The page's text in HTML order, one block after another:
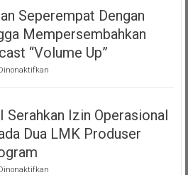
Seperempat Dengan
Mempersembahkan
“Volume Up”
pada
Seperempat
Bangga
Mempersembahkan
Podcast
Serahkan Izin Operasional
Dua LMK Produser
pada